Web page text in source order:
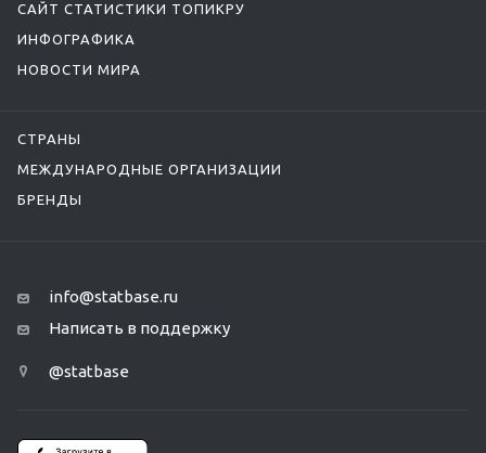
САЙТ СТАТИСТИКИ ТОПИКРУ
ИНФОГРАФИКА
НОВОСТИ МИРА
СТРАНЫ
МЕЖДУНАРОДНЫЕ ОРГАНИЗАЦИИ
БРЕНДЫ
info@statbase.ru
Написать в поддержку
@statbase